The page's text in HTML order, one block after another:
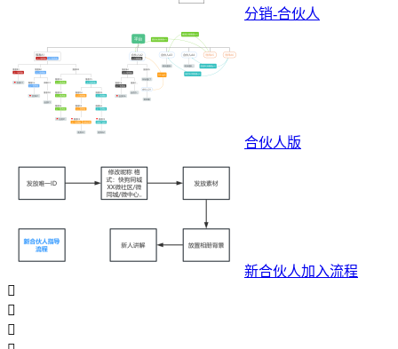
分销-合伙人
合伙人版
新合伙人加入流程


